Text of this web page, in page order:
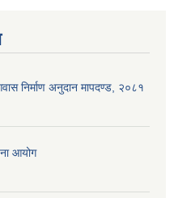
निर्माण अनुदान मापदण्ड, २०८१
आयोग